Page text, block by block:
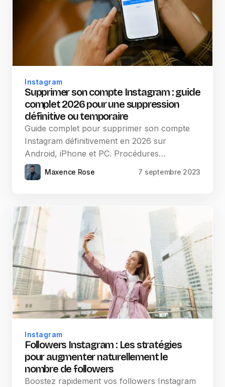
Instagram
Supprimer son compte Instagram : guide
complet 2026 pour une suppression
définitive ou temporaire
Guide complet pour supprimer son compte
Instagram définitivement en 2026 sur
Android, iPhone et PC. Procédures…
Maxence Rose 7 septembre 2023
Instagram
Followers Instagram : Les stratégies
pour augmenter naturellement le
nombre de followers
Boostez rapidement vos followers Instagram